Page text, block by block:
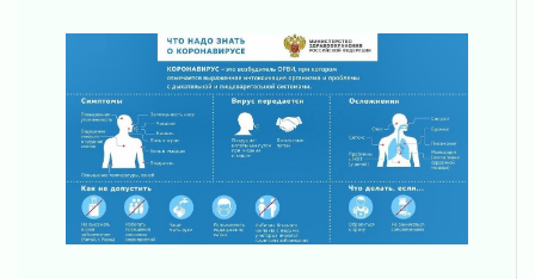
Важная информация
Что делать со сбережениями
04 августа 2026
Награды нашли строителей
03 августа 2026
Ленобласть повышает производительность
труда в ЖКХ
03 августа 2026